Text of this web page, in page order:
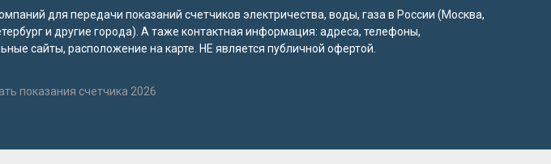
для передачи показаний счетчиков электричества, воды, газа в России (Москва,
и другие города). А таже контактная информация: адреса, телефоны,
сайты, расположение на карте. НЕ является публичной офертой.
показания счетчика 2026